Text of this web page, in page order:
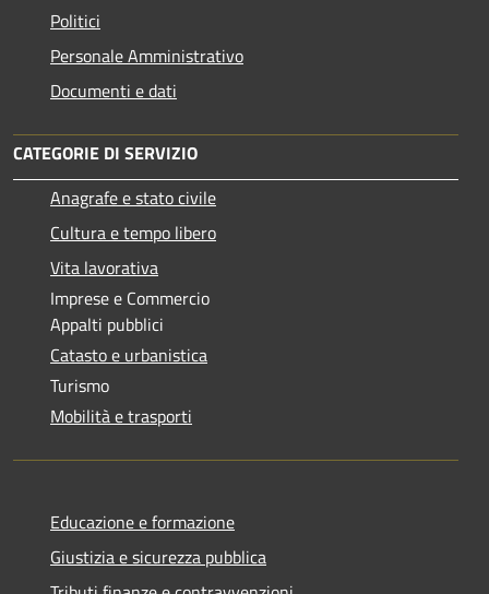
Politici
Personale Amministrativo
Documenti e dati
CATEGORIE DI SERVIZIO
Anagrafe e stato civile
Cultura e tempo libero
Vita lavorativa
Imprese e Commercio
Appalti pubblici
Catasto e urbanistica
Turismo
Mobilità e trasporti
Educazione e formazione
Giustizia e sicurezza pubblica